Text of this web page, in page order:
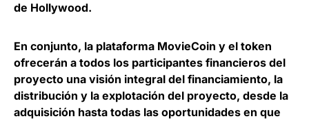
de Hollywood.
En conjunto, la plataforma MovieCoin y el token
ofrecerán a todos los participantes financieros del
proyecto una visión integral del financiamiento, la
distribución y la explotación del proyecto, desde la
adquisición hasta todas las oportunidades en que